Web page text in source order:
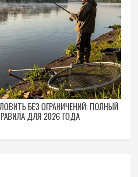
БЕЗ ОГРАНИЧЕНИЙ: ПОЛНЫЙ
ДЛЯ 2026 ГОДА